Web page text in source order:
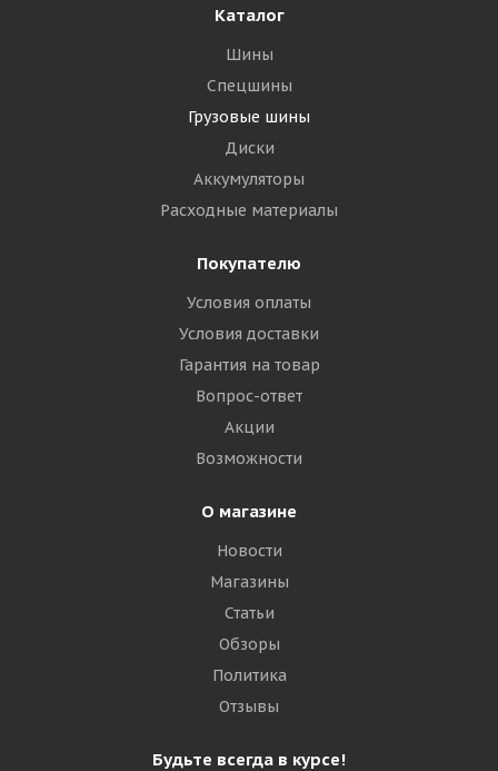
Каталог
Шины
Спецшины
Грузовые шины
Диски
Аккумуляторы
Расходные материалы
Покупателю
Условия оплаты
Условия доставки
Гарантия на товар
Вопрос-ответ
Акции
Возможности
О магазине
Новости
Магазины
Статьи
Обзоры
Политика
Отзывы
Будьте всегда в курсе!